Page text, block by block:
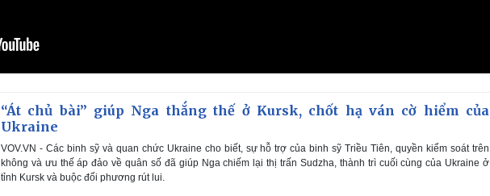
“Át chủ bài” giúp Nga thắng thế ở Kursk, chốt hạ ván cờ hiểm của
Ukraine
VOV.VN - Các binh sỹ và quan chức Ukraine cho biết, sự hỗ trợ của binh sỹ Triều Tiên, quyền kiểm soát trên
không và ưu thế áp đảo về quân số đã giúp Nga chiếm lại thị trấn Sudzha, thành trì cuối cùng của Ukraine ở
tỉnh Kursk và buộc đối phương rút lui.